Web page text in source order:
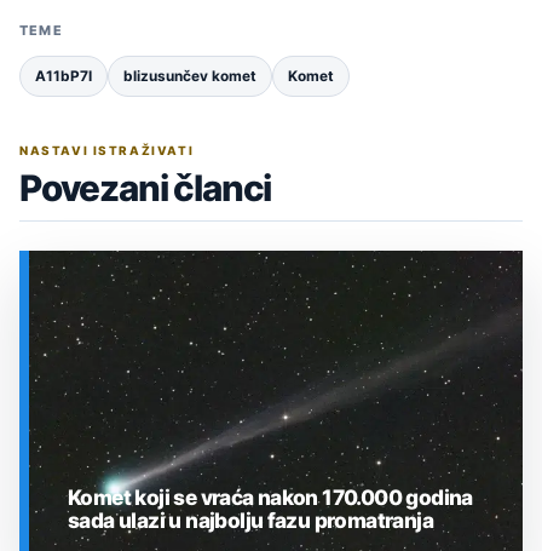
TEME
A11bP7I blizusunčev komet Komet
NASTAVI ISTRAŽIVATI
Povezani članci
Komet koji se vraća nakon 170.000 godina
sada ulazi u najbolju fazu promatranja